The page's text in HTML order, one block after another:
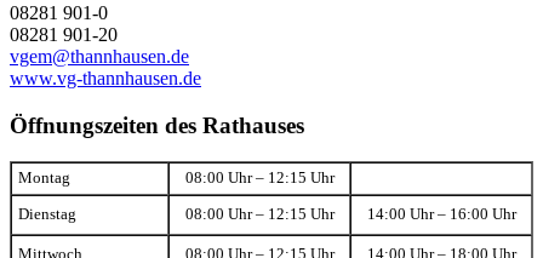
08281 901-0
08281 901-20
vgem@thannhausen.de
www.vg-thannhausen.de
Öffnungszeiten des Rathauses
Montag 08:00 Uhr – 12:15 Uhr
Dienstag 08:00 Uhr – 12:15 Uhr 14:00 Uhr – 16:00 Uhr